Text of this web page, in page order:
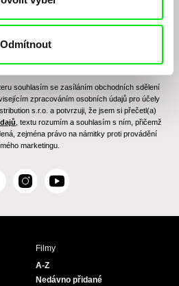
Odmítnout
souhlasím se zasíláním obchodních sdělení
zpracováním osobních údajů pro účely
s.r.o. a potvrzuji, že jsem si přečetl(a)
, textu rozumím a souhlasím s ním, přičemž
zejména právo na námitky proti provádění
marketingu.
I
s
Y
u
Filmy
A-Z
Nedávno přidané